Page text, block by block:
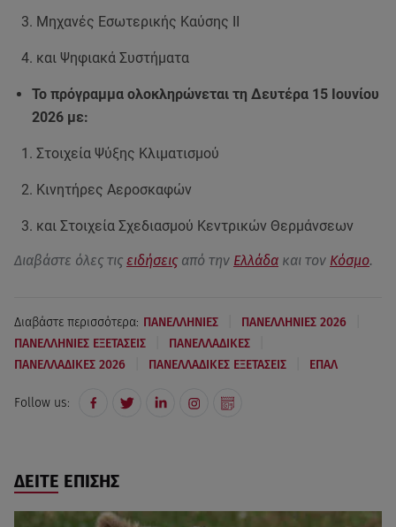
Μηχανές Εσωτερικής Καύσης II
και Ψηφιακά Συστήματα
Το πρόγραμμα ολοκληρώνεται τη Δευτέρα 15 Ιουνίου
2026 με:
Στοιχεία Ψύξης Κλιματισμού
Κινητήρες Αεροσκαφών
και Στοιχεία Σχεδιασμού Κεντρικών Θερμάνσεων
Διαβάστε όλες τις ειδήσεις από την Ελλάδα και τον Κόσμο.
Διαβάστε περισσότερα: ΠΑΝΕΛΛΗΝΙΕΣ ΠΑΝΕΛΛΗΝΙΕΣ 2026
ΠΑΝΕΛΛΗΝΙΕΣ ΕΞΕΤΑΣΕΙΣ ΠΑΝΕΛΛΑΔΙΚΕΣ
ΠΑΝΕΛΛΑΔΙΚΕΣ 2026 ΠΑΝΕΛΛΑΔΙΚΕΣ ΕΞΕΤΑΣΕΙΣ ΕΠΑΛ
Follow us:
ΔΕΙΤΕ ΕΠΙΣΗΣ